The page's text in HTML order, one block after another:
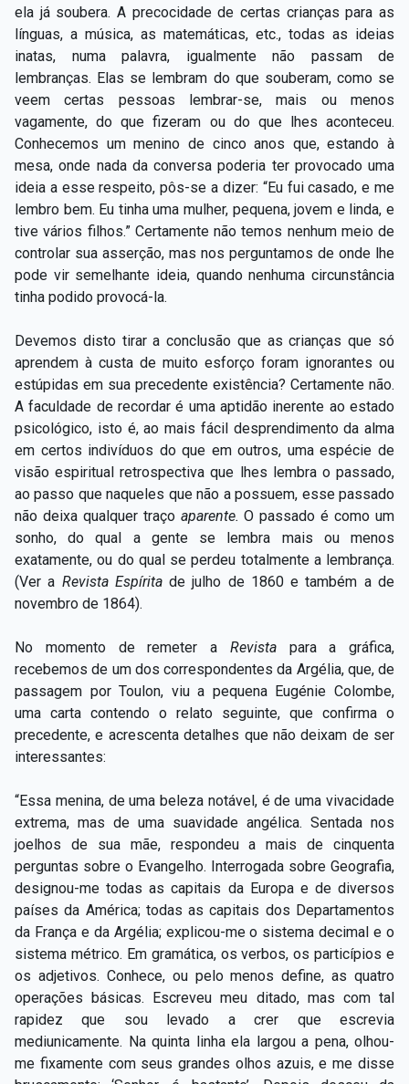
ela já soubera. A precocidade de certas crianças para as
línguas, a música, as matemáticas, etc., todas as ideias
inatas, numa palavra, igualmente não passam de
lembranças. Elas se lembram do que souberam, como se
veem certas pessoas lembrar-se, mais ou menos
vagamente, do que fizeram ou do que lhes aconteceu.
Conhecemos um menino de cinco anos que, estando à
mesa, onde nada da conversa poderia ter provocado uma
ideia a esse respeito, pôs-se a dizer: “Eu fui casado, e me
lembro bem. Eu tinha uma mulher, pequena, jovem e linda, e
tive vários filhos.” Certamente não temos nenhum meio de
controlar sua asserção, mas nos perguntamos de onde lhe
pode vir semelhante ideia, quando nenhuma circunstância
tinha podido provocá-la.
Devemos disto tirar a conclusão que as crianças que só
aprendem à custa de muito esforço foram ignorantes ou
estúpidas em sua precedente existência? Certamente não.
A faculdade de recordar é uma aptidão inerente ao estado
psicológico, isto é, ao mais fácil desprendimento da alma
em certos indivíduos do que em outros, uma espécie de
visão espiritual retrospectiva que lhes lembra o passado,
ao passo que naqueles que não a possuem, esse passado
não deixa qualquer traço aparente.O passado é como um
sonho, do qual a gente se lembra mais ou menos
exatamente, ou do qual se perdeu totalmente a lembrança.
(Ver a Revista Espíritade julho de 1860 e também a de
novembro de 1864).
No momento de remeter a Revista para a gráfica,
recebemos de um dos correspondentes da Argélia, que, de
passagem por Toulon, viu a pequena Eugénie Colombe,
uma carta contendo o relato seguinte, que confirma o
precedente, e acrescenta detalhes que não deixam de ser
interessantes:
“Essa menina, de uma beleza notável, é de uma vivacidade
extrema, mas de uma suavidade angélica. Sentada nos
joelhos de sua mãe, respondeu a mais de cinquenta
perguntas sobre o Evangelho. Interrogada sobre Geografia,
designou-me todas as capitais da Europa e de diversos
países da América; todas as capitais dos Departamentos
da França e da Argélia; explicou-me o sistema decimal e o
sistema métrico. Em gramática, os verbos, os particípios e
os adjetivos. Conhece, ou pelo menos define, as quatro
operações básicas. Escreveu meu ditado, mas com tal
rapidez que sou levado a crer que escrevia
mediunicamente. Na quinta linha ela largou a pena, olhou-
me fixamente com seus grandes olhos azuis, e me disse